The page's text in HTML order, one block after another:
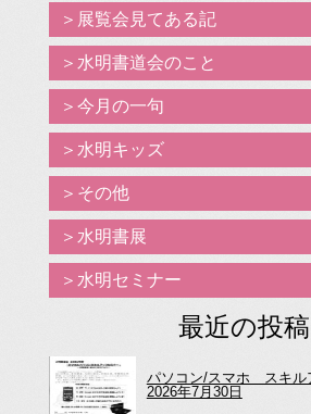
展覧会見てある記
水明書道会のこと
今月の一句
水明キッズ
その他
水明書展
水明セミナー
最近の投稿
パソコン/スマホ スキル
2026年7月30日